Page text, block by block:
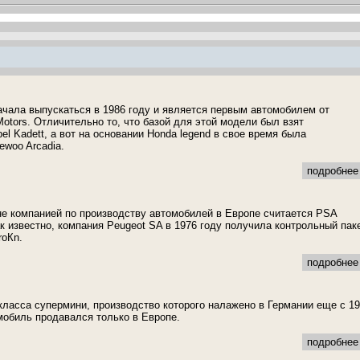
выпускаться в 1986 году и является первым автомобилем от
Отличительно то, что базой для этой модели был взят
Kadett, а вот на основании Honda legend в свое время была
Arcadia.
компанией по производству автомобилей в Европе считается PSA
известно, компания Peugeot SA в 1976 году получила контрольный
супермини, производство которого налажено в Германии еще с
продавался только в Европе.